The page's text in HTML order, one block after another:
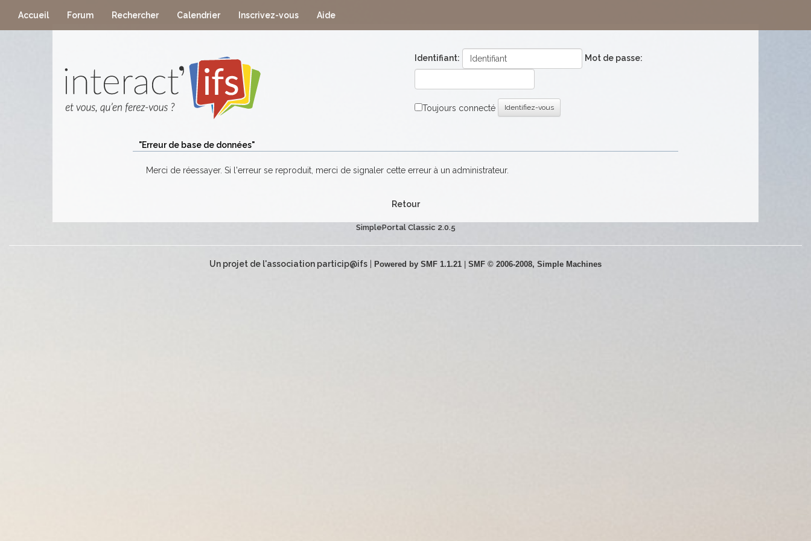
Accueil Forum Rechercher Calendrier Inscrivez-vous Aide
Identifiant: Mot de passe:
Toujours connecté Identifiez-vous
"Erreur de base de données"
Merci de réessayer. Si l'erreur se reproduit, merci de signaler cette erreur à un administrateur.
Retour
SimplePortal Classic 2.0.5
Un projet de l'association particip@ifs | Powered by SMF 1.1.21 | SMF © 2006-2008, Simple Machines